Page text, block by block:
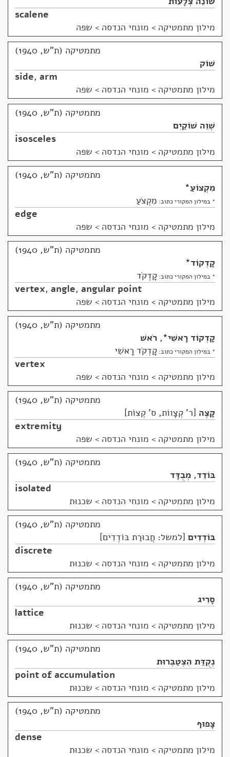
scalene
מילון מתמטיקה > מונחי הנדסה > שפה
מתמטיקה (ת"ש, 1940)
שׁוֹק
side, arm
מילון מתמטיקה > מונחי הנדסה > שפה
מתמטיקה (ת"ש, 1940)
שְׁוֵה שׁוֹקַיִם
isosceles
מילון מתמטיקה > מונחי הנדסה > שפה
מתמטיקה (ת"ש, 1940)
מִקְצוֹעַ*
* במילון המקורי כתוב: מִקְצֹעַ
edge
מילון מתמטיקה > מונחי הנדסה > שפה
מתמטיקה (ת"ש, 1940)
קָדְקוֹד*
* במילון המקורי כתוב: קָדְקֹד
vertex, angle, angular point
מילון מתמטיקה > מונחי הנדסה > שפה
מתמטיקה (ת"ש, 1940)
קָדְקוֹד רָאשִׁי*
, רֹאשׁ
* במילון המקורי כתוב: קָדְקֹד רָאשִׁי
vertex
מילון מתמטיקה > מונחי הנדסה > שפה
מתמטיקה (ת"ש, 1940)
קָצֶה ר' קְצָווֹת, ס' קְצוֹת
extremity
מילון מתמטיקה > מונחי הנדסה > שפה
מתמטיקה (ת"ש, 1940)
בּוֹדֵד, מְבֻדָּד
isolated
מילון מתמטיקה > מונחי הנדסה > שכנוּת
מתמטיקה (ת"ש, 1940)
בּוֹדְדִים למשל: חֲבוּרַת בּוֹדְדִים
discrete
מילון מתמטיקה > מונחי הנדסה > שכנוּת
מתמטיקה (ת"ש, 1940)
סָרִיג
lattice
מילון מתמטיקה > מונחי הנדסה > שכנוּת
מתמטיקה (ת"ש, 1940)
נְקֻדַּת הִצְטַבְּרוּת
point of accumulation
מילון מתמטיקה > מונחי הנדסה > שכנוּת
מתמטיקה (ת"ש, 1940)
צָפוּף
dense
מילון מתמטיקה > מונחי הנדסה > שכנוּת